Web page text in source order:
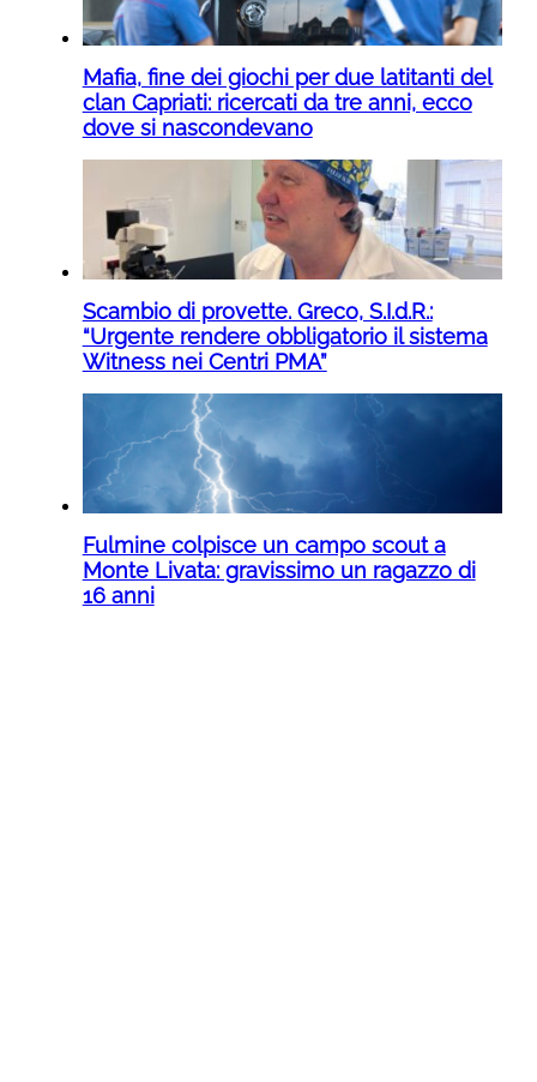
Mafia, fine dei giochi per due latitanti del
clan Capriati: ricercati da tre anni, ecco
dove si nascondevano
Scambio di provette. Greco, S.I.d.R.:
“Urgente rendere obbligatorio il sistema
Witness nei Centri PMA”
Fulmine colpisce un campo scout a
Monte Livata: gravissimo un ragazzo di
16 anni